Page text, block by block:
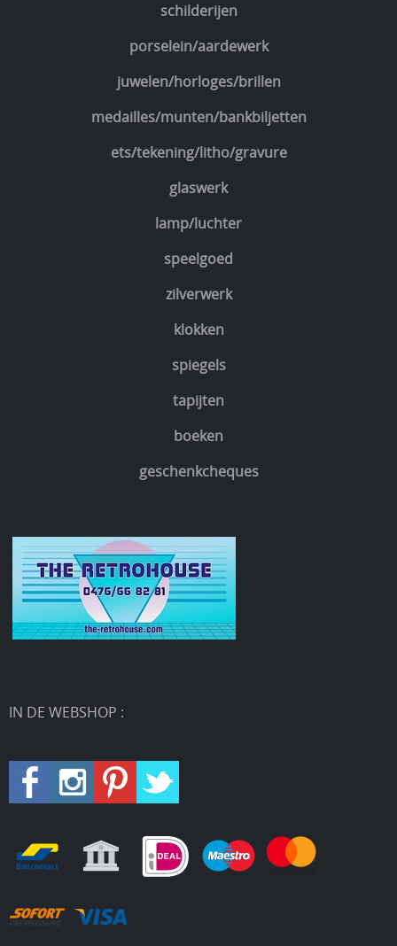
schilderijen
porselein/aardewerk
juwelen/horloges/brillen
medailles/munten/bankbiljetten
ets/tekening/litho/gravure
glaswerk
lamp/luchter
speelgoed
zilverwerk
klokken
spiegels
tapijten
boeken
geschenkcheques
IN DE WEBSHOP :